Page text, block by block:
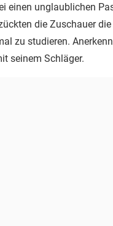
einen unglaublichen
die Zuschauer
zu studieren.
seinem Schläger.